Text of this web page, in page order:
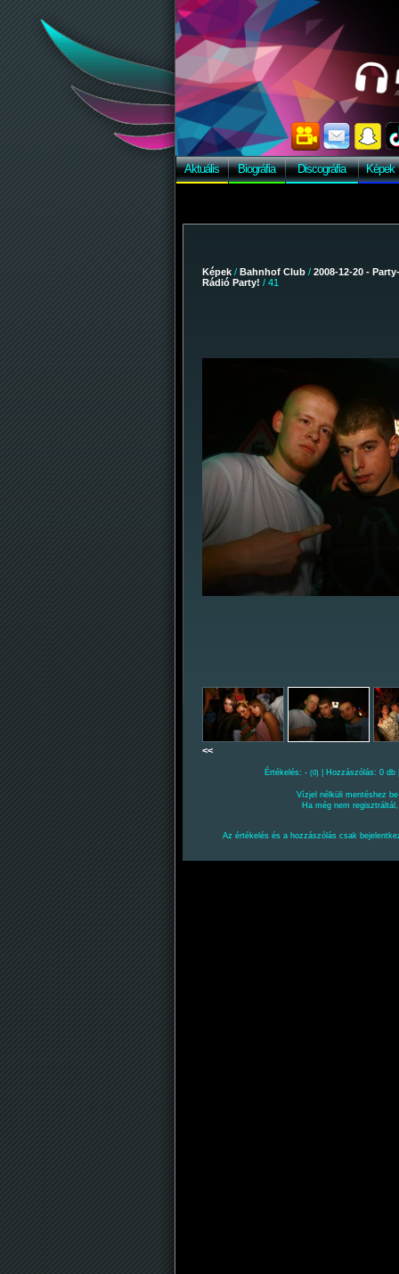
Aktuális Biográfia Discográfia Képek
Képek / Bahnhof Club / 2008-12-20 -
Rádió Party! / 41
<<
Értékelés: - (0) | Hozzászólás: 0
Vízjel nélküli mentéshez
Ha még nem
Az értékelés és a hozzászólás csak